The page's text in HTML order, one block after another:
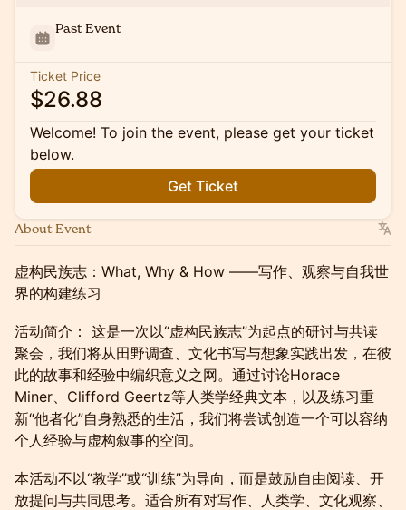
Past Event
Ticket Price
$26.88
Welcome! To join the event, please get your ticket
below.
Get Ticket
About Event
虚构民族志：What, Why & How ——写作、观察与自我世
界的构建练习
活动简介： 这是一次以“虚构民族志”为起点的研讨与共读
聚会，我们将从田野调查、文化书写与想象实践出发，在彼
此的故事和经验中编织意义之网。通过讨论Horace
Miner、Clifford Geertz等人类学经典文本，以及练习重
新“他者化”自身熟悉的生活，我们将尝试创造一个可以容纳
个人经验与虚构叙事的空间。
本活动不以“教学”或“训练”为导向，而是鼓励自由阅读、开
放提问与共同思考。适合所有对写作、人类学、文化观察、